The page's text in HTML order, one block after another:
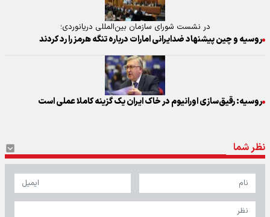
در نشست شورای سازمان بین‌المللی دریانوردی؛
روسیه و چین پیشنهاد ضدایرانی امارات درباره تنگه هرمز را رد کردند
روسیه: رقیق‌سازی اورانیوم در خاک ایران یک گزینه کاملا عملی است
نظر شما